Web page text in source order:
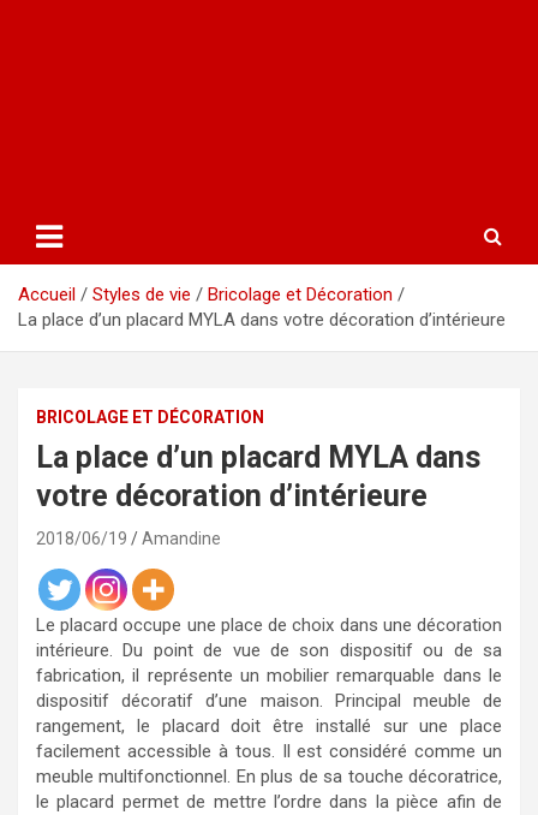
Accueil Styles de vie
Bricolage et Décoration
La place d’un placard MYLA dans votre décoration d’intérieure
BRICOLAGE ET DÉCORATION
La place d’un placard MYLA dans
votre décoration d’intérieure
2018/06/19 Amandine
Le placard occupe une place de choix dans une décoration
intérieure. Du point de vue de son dispositif ou de sa
fabrication, il représente un mobilier remarquable dans le
dispositif décoratif d’une maison. Principal meuble de
rangement, le placard doit être installé sur une place
facilement accessible à tous. Il est considéré comme un
meuble multifonctionnel. En plus de sa touche décoratrice,
le placard permet de mettre l’ordre dans la pièce afin de